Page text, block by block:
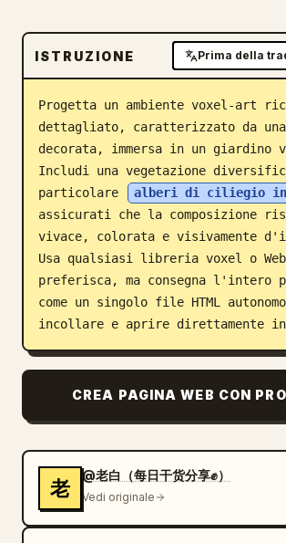
Blog
Aggiornamenti
ISTRUZIONE Prima della
Progetta un ambiente voxel-art
dettagliato, caratterizzato da una
decorata, immersa in un giardino
Includi una vegetazione
particolare
alberi di ciliegio
assicurati che la composizione
vivace, colorata e visivamente
Usa qualsiasi libreria voxel o
preferisca, ma consegna l'intero
come un singolo file HTML
incollare e aprire direttamente in
CREA PAGINA WEB CON
老
@老白（每日干货分享✊）
Vedi originale